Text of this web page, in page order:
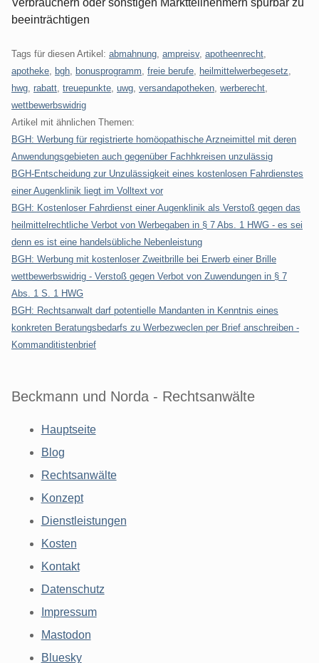
Verbrauchern oder sonstigen Marktteilnehmern spürbar zu
beeinträchtigen
Tags für diesen Artikel: abmahnung ampreisv, apotheenrecht
apotheke
bgh bonusprogramm freie berufe heilmittelwerbegesetz
hwg rabatt treuepunkte uwg versandapotheken werberecht
wettbewerbswidrig
Artikel mit ähnlichen Themen:
BGH: Werbung für registrierte homöopathische Arzneimittel mit deren
Anwendungsgebieten auch gegenüber Fachhkreisen unzulässig
BGH-Entscheidung zur Unzulässigkeit eines kostenlosen Fahrdienstes
einer Augenklinik liegt im Volltext vor
BGH: Kostenloser Fahrdienst einer Augenklinik als Verstoß gegen das
heilmittelrechtliche Verbot von Werbegaben in § 7 Abs. 1 HWG - es sei
denn es ist eine handelsübliche Nebenleistung
BGH: Werbung mit kostenloser Zweitbrille bei Erwerb einer Brille
wettbewerbswidrig - Verstoß gegen Verbot von Zuwendungen in § 7
Abs. 1 S. 1 HWG
BGH: Rechtsanwalt darf potentielle Mandanten in Kenntnis eines
konkreten Beratungsbedarfs zu Werbezweclen per Brief anschreiben -
Kommanditistenbrief
Beckmann und Norda - Rechtsanwälte
Hauptseite
Blog
Rechtsanwälte
Konzept
Dienstleistungen
Kosten
Kontakt
Datenschutz
Impressum
Mastodon
Bluesky